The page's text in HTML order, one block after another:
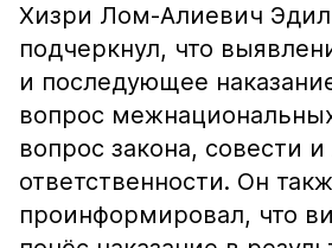
Хизри Лом-Алиевич
подчеркнул, что
и последующее
вопрос
вопрос закона, совести
ответственности. Он
проинформировал, что